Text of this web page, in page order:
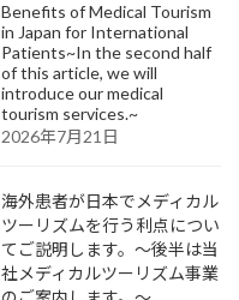
Benefits of Medical Tourism
in Japan for International
Patients~In the second half
of this article, we will
introduce our medical
tourism services.~
2026年7月21日
海外患者が日本でメディカル
ツーリズムを行う利点につい
てご説明します。～後半は当
社メディカルツーリズム事業